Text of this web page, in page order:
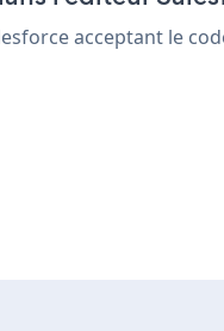
acceptant le